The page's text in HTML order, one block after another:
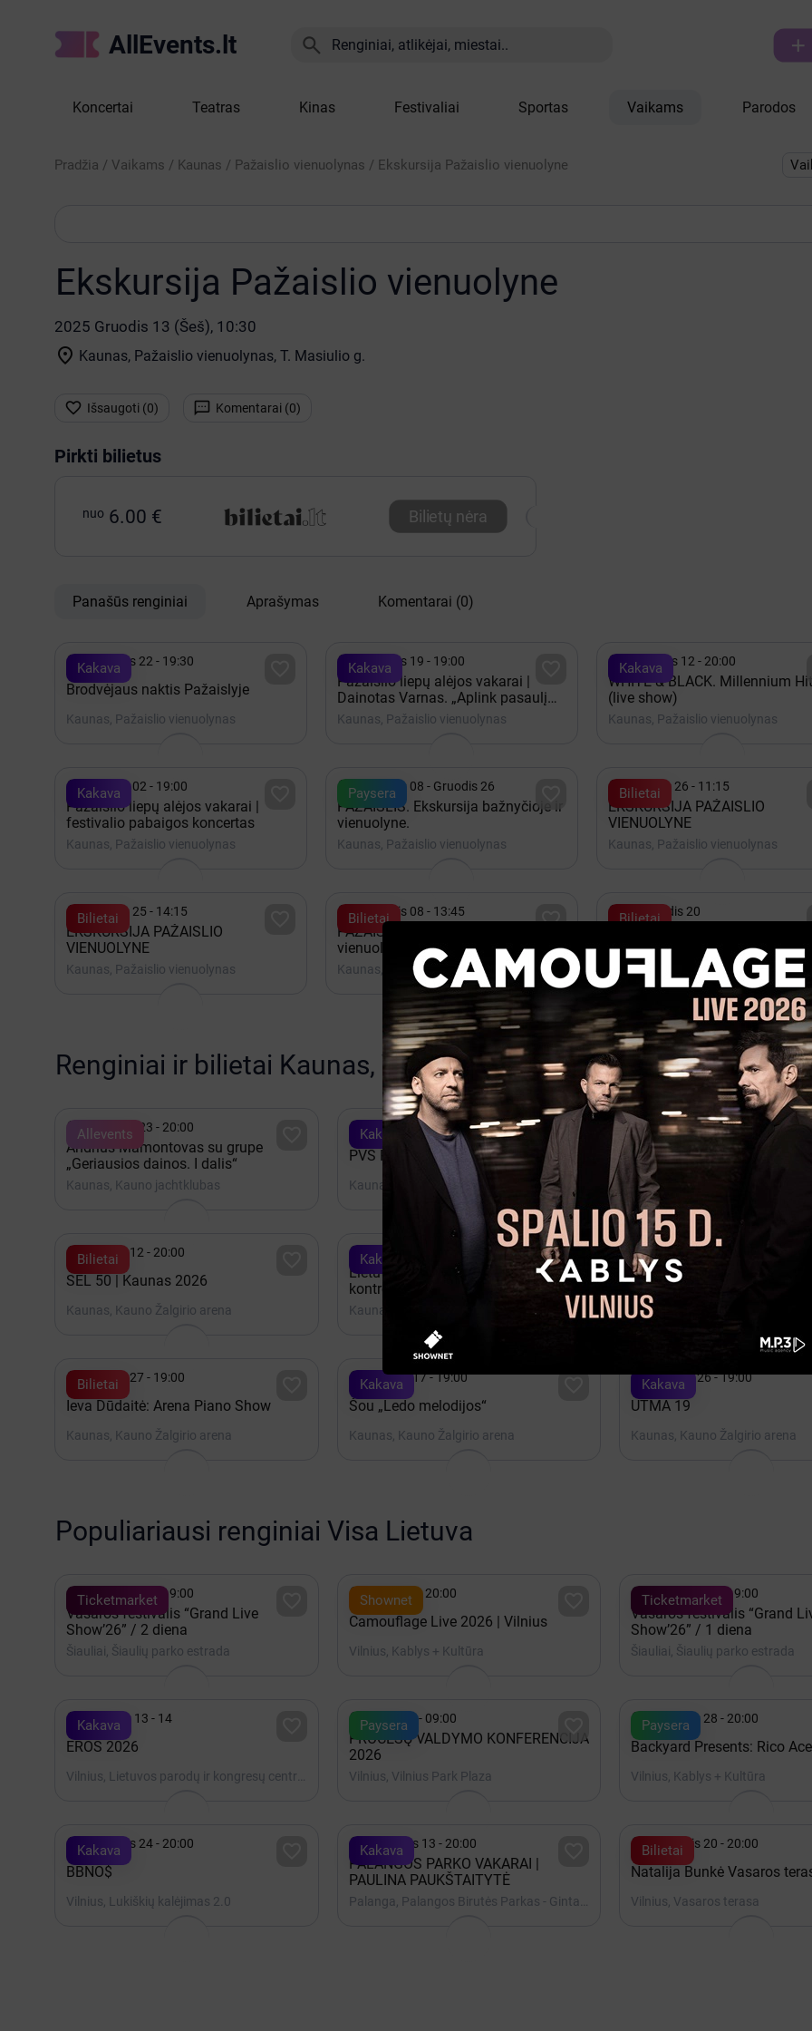
AllEvents.lt  Renginiai, atlikėjai, miestai.. 
Koncertai Teatras Kinas Festivaliai Sportas Vaikams Parodos
Pradžia / Vaikams / Kaunas / Pažaislio vienuolynas / Ekskursija Pažaislio vienuolyne
Ekskursija Pažaislio vienuolyne
2025 Gruodis 13 (Šeš), 10:30
 Kaunas, Pažaislio vienuolynas, T. Masiulio g.
 Išsaugoti (0)  Komentarai (0)
Pirkti bilietus
nuo 6.00 € Bilietų nėra
Panašūs renginiai Aprašymas Komentarai (0)
Kakava
Rugpjūtis 22 - 19:30
Brodvėjaus naktis Pažaislyje
Kaunas, Pažaislio vienuolynas
Kakava
Rugpjūtis 19 - 19:00
Pažaislio liepų alėjos vakarai |
Dainotas Varnas. „Aplink pasaulį
per 100 minučių”
Kaunas, Pažaislio vienuolynas
Kakava
Rugpjūtis 12 - 20:00
WHITE & BLACK. Millennium
(live show)
Kaunas, Pažaislio vienuolynas
Kakava
Rugsėjis 02 - 19:00
Pažaislio liepų alėjos vakarai |
festivalio pabaigos koncertas
Kaunas, Pažaislio vienuolynas
Paysera
Rugpjūtis 08 - Gruodis 26
PAŽAISLIS. Ekskursija bažnyčioje ir
vienuolyne.
Kaunas, Pažaislio vienuolynas
Bilietai
Rugsėjis 26 - 11:15
EKSKURSIJA PAŽAISLIO
VIENUOLYNE
Kaunas, Pažaislio vienuolynas
Bilietai
Rugsėjis 25 - 14:15
EKSKURSIJA PAŽAISLIO
VIENUOLYNE
Kaunas, Pažaislio vienuolynas
Bilietai 
Rugpjūtis 08 - 13:45
PAŽAISLIS. Ekskursija bažnyčioje ir
vienuolyne
Kaunas, Pažaislio vienuolynas
Bilietai
iki Gruodis 20
PAŽAISLYJE. Galioja iki
Kaunas, Pažaislio vienuolynas
Renginiai ir bilietai Kaunas, Visos vietos
Allevents
 Rugpjūtis 23 - 20:00
Andrius Mamontovas su grupe
„Geriausios dainos. I dalis“
Kaunas, Kauno jachtklubas
Kakava 
 Spalis 17 - 18:00
PVŠ ROAST OF ARŪNAS VALINSKAS
Kaunas, Kauno Žalgirio arena
Manobilietas
Gruodis 19 - 20:00
Marijonas Mikutavičius 360 /
ŽALGIRIO ARENA
Kaunas, Kauno Žalgirio arena
Bilietai
Gruodis 12 - 20:00
SEL 50 | Kaunas 2026
Kaunas, Kauno Žalgirio arena
Kakava 
 Rugpjūtis 20 - 19:30
Lietuvos vyrų krepšinio rinktinės
kontrolinės rungtynės: Lietuva - Estija
Kaunas, Kauno Žalgirio arena
Bilietai
2027 Gegužė 10 - 20:00
Bryan Adams: Roll with the
(Perkeltas iš 2026.09.28)
Kaunas, Kauno Žalgirio arena
Bilietai
Gruodis 27 - 19:00
Ieva Dūdaitė: Arena Piano Show
Kaunas, Kauno Žalgirio arena
Kakava
 Gruodis 17 - 19:00
Šou „Ledo melodijos“
Kaunas, Kauno Žalgirio arena
Kakava
Rugsėjis 26 - 19:00
UTMA 19
Kaunas, Kauno Žalgirio arena
Populiariausi renginiai Visa Lietuva
Ticketmarket
Rugpjūtis 08 - 19:00
Vasaros festivalis “Grand Live
Show’26” / 2 diena
Šiauliai, Šiaulių parko estrada
Shownet
Spalis 15 - 20:00
Camouflage Live 2026 | Vilnius
Vilnius, Kablys + Kultūra
Ticketmarket
Rugpjūtis 07 - 19:00
Vasaros festivalis “Grand
Show’26” / 1 diena
Šiauliai, Šiaulių parko estrada
Kakava
Lapkritis 13 - 14
EROS 2026
Paysera 
Spalis 22 - 09:00
PROCESŲ VALDYMO KONFERENCIJA
2026
Vilnius, Vilnius Park Plaza
Paysera
Rugpjūtis 28 - 20:00
Backyard Presents: Rico Ace
Vilnius, Kablys + Kultūra
Kakava
Rugpjūtis 24 - 20:00
BBNO$
Vilnius, Lukiškių kalėjimas 2.0
Kakava
 Rugpjūtis 13 - 20:00
PALANGOS PARKO VAKARAI |
PAULINA PAUKŠTAITYTĖ
Bilietai
Rugpjūtis 20 - 20:00
Natalija Bunkė Vasaros
Vilnius, Vasaros terasa